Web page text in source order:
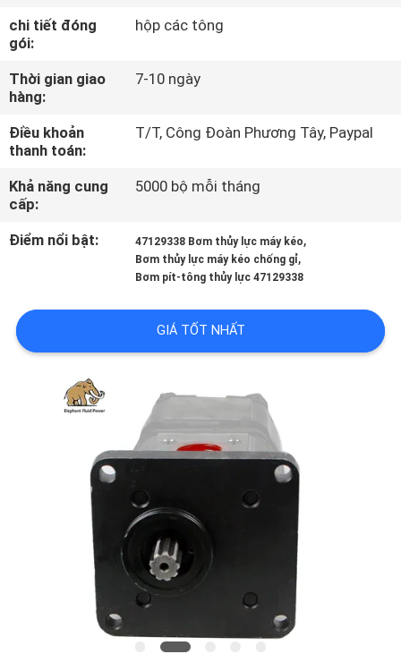
THAM
QUAN
NHÀ
MÁY
KIỂM
SOÁT
CHẤT
LIÊN
HỆ
CHÚNG
TRƯỜNG
chi tiết đóng
gói:
hộp các tông
Thời gian giao
hàng:
7-10 ngày
Điều khoản
thanh toán:
T/T, Công Đoàn Phương Tây, Paypal
Khả năng cung
cấp:
5000 bộ mỗi tháng
Điểm nổi bật: 47129338 Bơm thủy lực máy kéo,
Bơm thủy lực máy kéo chống gỉ,
Bơm pít-tông thủy lực 47129338
GIÁ TỐT NHẤT